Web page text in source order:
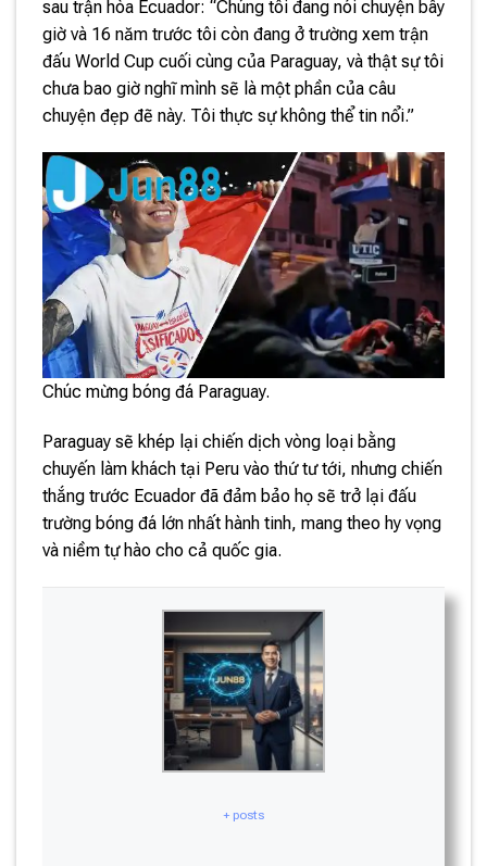
sau trận hòa Ecuador: “Chúng tôi đang nói chuyện bây
giờ và 16 năm trước tôi còn đang ở trường xem trận
đấu World Cup cuối cùng của Paraguay, và thật sự tôi
chưa bao giờ nghĩ mình sẽ là một phần của câu
chuyện đẹp đẽ này. Tôi thực sự không thể tin nổi.”
Chúc mừng bóng đá Paraguay.
Paraguay sẽ khép lại chiến dịch vòng loại bằng
chuyến làm khách tại Peru vào thứ tư tới, nhưng chiến
thắng trước Ecuador đã đảm bảo họ sẽ trở lại đấu
trường bóng đá lớn nhất hành tinh, mang theo hy vọng
và niềm tự hào cho cả quốc gia.
+ posts